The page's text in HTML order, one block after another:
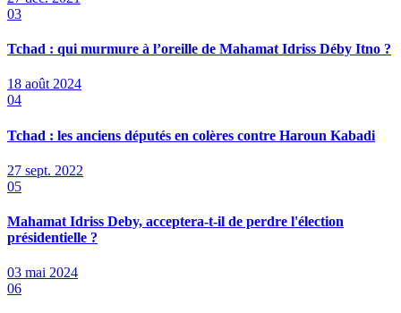
03
Tchad : qui murmure à l’oreille de Mahamat Idriss Déby Itno ?
18 août 2024
04
Tchad : les anciens députés en colères contre Haroun Kabadi
27 sept. 2022
05
Mahamat Idriss Deby, acceptera-t-il de perdre l'élection
présidentielle ?
03 mai 2024
06